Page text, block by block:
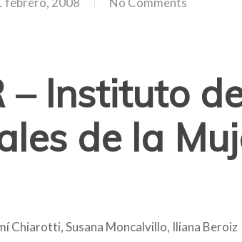
– Instituto
de la
Chiarotti, Susana Moncalvillo, Iliana Beroiz